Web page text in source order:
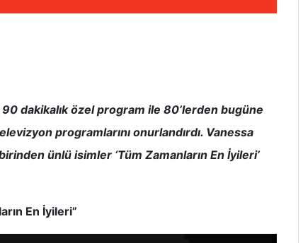
dakikalık özel program ile 80’lerden bugüne
programlarını onurlandırdı. Vanessa
ünlü isimler ‘Tüm Zamanların En İyileri’
En İyileri”